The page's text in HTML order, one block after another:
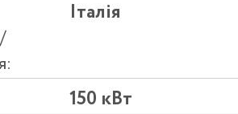
Італія
150 кВт